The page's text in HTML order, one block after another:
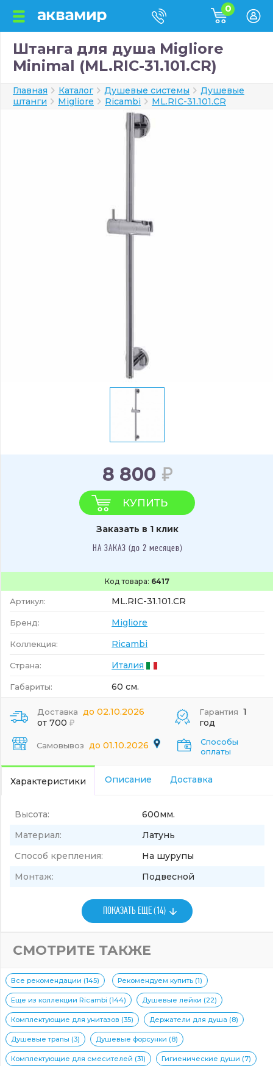
0
Штанга для душа Migliore
Minimal (ML.RIC-31.101.CR)
Главная Каталог Душевые системы
Душевые
штанги
Migliore Ricambi ML.RIC-31.101.CR
Код товара: 6417
Артикул: ML.RIC-31.101.CR
Бренд: Migliore
Коллекция: Ricambi
Страна: Италия
Габариты: 60 см.
8 800
КУПИТЬ
Заказать в 1 клик
НА ЗАКАЗ (до 2 месяцев)
Доставка до 02.10.2026
от 700
Самовывоз до 01.10.2026
Гарантия 1
год
Способы
оплаты
Характеристики Описание Доставка
Высота:
600мм.
Материал:
Латунь
Способ крепления:
На шурупы
Монтаж:
Подвесной
ПОКАЗАТЬ ЕЩЕ (14)
СМОТРИТЕ ТАКЖЕ
Все рекомендации (145) Рекомендуем купить (1)
Еще из коллекции Ricambi (144) Душевые лейки (22)
Комплектующие для унитазов (35) Держатели для душа (8)
Душевые трапы (3) Душевые форсунки (8)
Комплектующие для смесителей (31) Гигиенические души (7)